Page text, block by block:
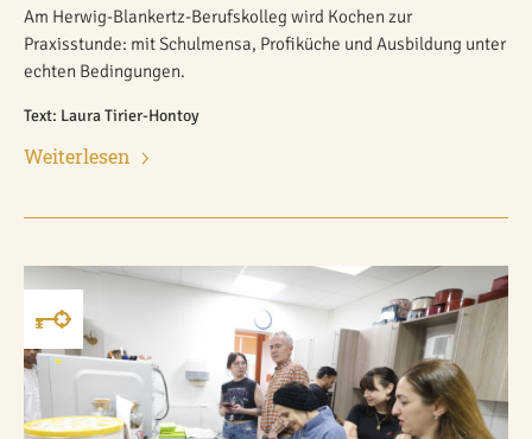
Am Herwig-Blankertz-Berufskolleg wird Kochen zur
Praxisstunde: mit Schulmensa, Profiküche und Ausbildung unter
echten Bedingungen.
Text: Laura Tirier-Hontoy
Weiterlesen